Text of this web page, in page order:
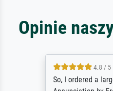
Opinie
4.8 / 5
So, I ordered a large